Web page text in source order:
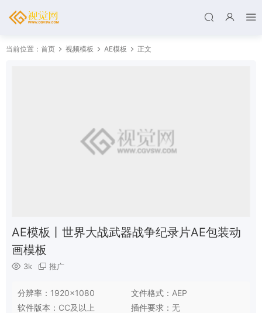
当前位置： 首页 视频模板 AE模板 正文
AE模板丨世界大战武器战争纪录片AE包装动
画模板
3k 推广
分辨率： 1920×1080 文件格式： AEP
软件版本： CC及以上 插件要求： 无